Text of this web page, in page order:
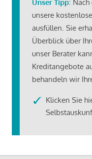
Unser Tipp:
unsere
ausfüllen. Sie
Überblick über
unser Berater
Kreditangebote
behandeln wir
Klicken Sie